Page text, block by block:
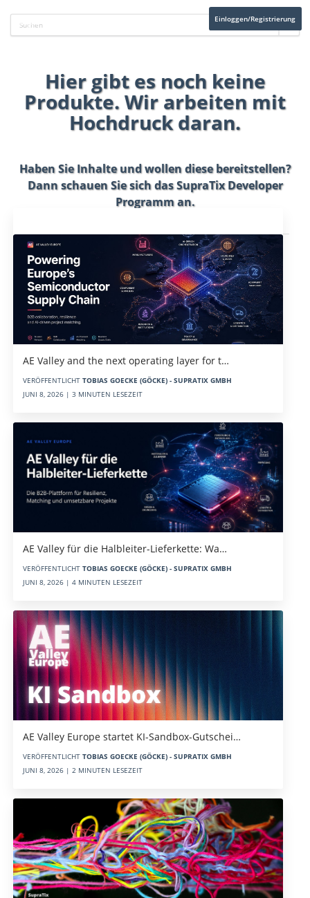
Einloggen/Registrierung
Hier gibt es noch keine
Produkte. Wir arbeiten mit
Hochdruck daran.
Haben Sie Inhalte und wollen diese bereitstellen?
Dann schauen Sie sich dasSupraTix Developer
Programman.
AE Valley and the next operating layer for t…
VERÖFFENTLICHT TOBIAS GOECKE (GÖCKE) - SUPRATIX GMBH
JUNI 8, 2026 | 3 MINUTEN LESEZEIT
AE Valley für die Halbleiter-Lieferkette: Wa…
VERÖFFENTLICHT TOBIAS GOECKE (GÖCKE) - SUPRATIX GMBH
JUNI 8, 2026 | 4 MINUTEN LESEZEIT
AE Valley Europe startet KI-Sandbox-Gutschei…
VERÖFFENTLICHT TOBIAS GOECKE (GÖCKE) - SUPRATIX GMBH
JUNI 8, 2026 | 2 MINUTEN LESEZEIT